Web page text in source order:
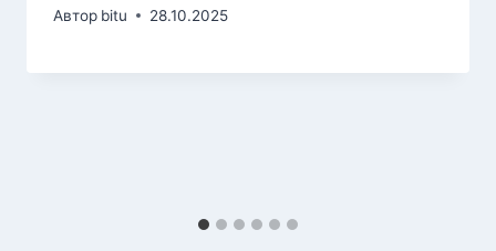
Автор bitu 28.10.2025